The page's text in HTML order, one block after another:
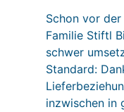
Schon vor
Familie Stiftl
schwer
Standard:
inzwischen in